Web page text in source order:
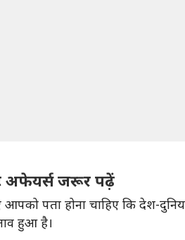
अफेयर्स जरूर पढ़ें
पता होना चाहिए कि देश-
हुआ है।